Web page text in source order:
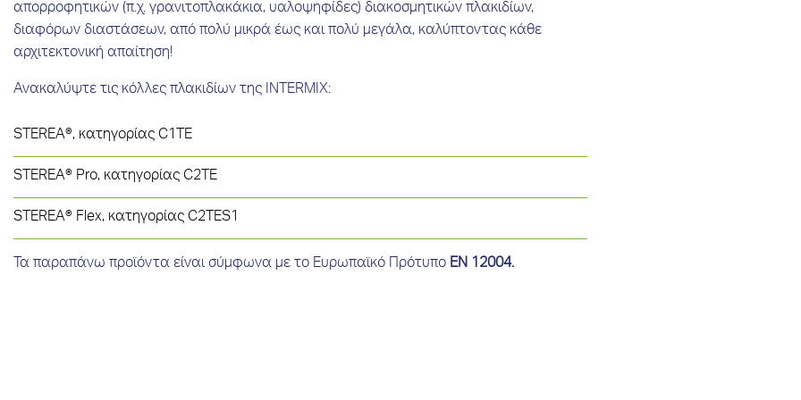
απορροφητικών (π.χ. γρανιτοπλακάκια, υαλοψηφίδες) διακοσμητικών πλακιδίων,
διαφόρων διαστάσεων, από πολύ μικρά έως και πολύ μεγάλα, καλύπτοντας κάθε
αρχιτεκτονική απαίτηση!
Ανακαλύψτε τις κόλλες πλακιδίων της INTERMIX:
STEREA®, κατηγορίας C1TE
STEREA® Pro, κατηγορίας C2TE
STEREA® Flex, κατηγορίας C2TES1
Τα παραπάνω προϊόντα είναι σύμφωνα με το Ευρωπαϊκό Πρότυπο ΕΝ 12004.